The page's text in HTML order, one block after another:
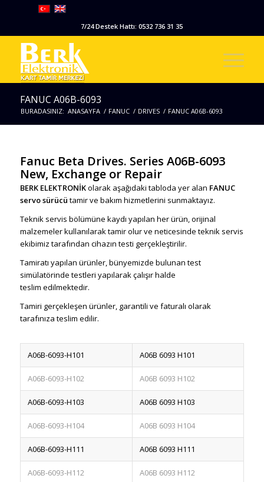
7/24 Destek Hattı: 0532 736 31 35
FANUC A06B-6093
BURADASINIZ: ANASAYFA / FANUC / DRIVES / FANUC A06B-6093
Fanuc Beta Drives. Series A06B-6093
New, Exchange or Repair
BERK ELEKTRONİKolarak aşağıdaki tabloda yer alan FANUC
servo sürücü tamir ve bakım hizmetlerini sunmaktayız.
Teknik servis bölümüne kaydı yapılan her ürün, orijinal
malzemeler kullanılarak tamir olur ve neticesinde teknik servis
ekibimiz tarafından cihazın testi gerçekleştirilir.
Tamiratı yapılan ürünler, bünyemizde bulunan test
simülatörinde testleri yapılarak çalışır halde
teslim edilmektedir.
Tamiri gerçekleşen ürünler, garantili ve faturalı olarak
tarafınıza teslim edilir.
A06B-6093-H101 A06B 6093 H101
A06B-6093-H102 A06B 6093 H102
A06B-6093-H103 A06B 6093 H103
A06B-6093-H104 A06B 6093 H104
A06B-6093-H111 A06B 6093 H111
A06B-6093-H112 A06B 6093 H112